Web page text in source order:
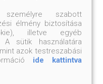
személyre szabott
élmény biztosítása
illetve egyéb
A sütik használatára
azok testreszabási
ide kattintva